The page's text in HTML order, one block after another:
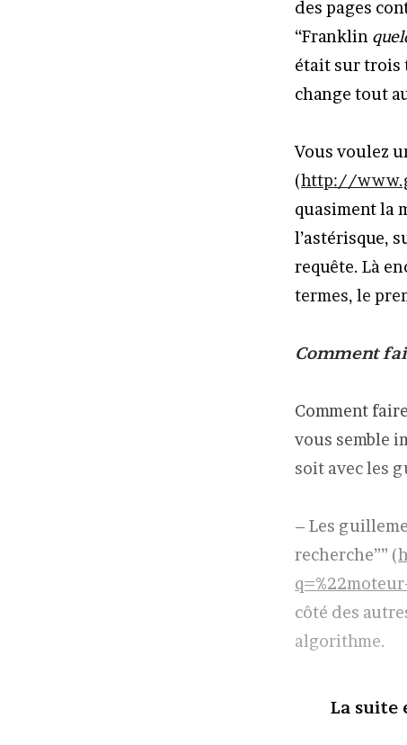
des pages
“Franklin
était sur trois
change tout
Vous voulez
(http://
quasiment la
l’astérisque,
requête. Là
termes, le
Comment
Comment
vous semble
soit avec les
– Les
recherche”” (
côté des
algorithme.
La suite